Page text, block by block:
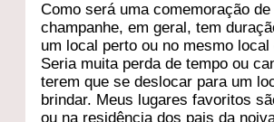
Como será uma comemoração
champanhe, em geral, tem
um local perto ou no mesmo
Seria muita perda de tempo ou
terem que se deslocar para um
brindar. Meus lugares favoritos
ou na residência dos pais da